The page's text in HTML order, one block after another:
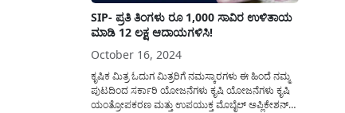
SIP- ಪ್ರತಿ ತಿಂಗಳು ರೂ 1,000 ಸಾವಿರ ಉಳಿತಾಯ
ಮಾಡಿ 12 ಲಕ್ಷ ಆದಾಯಗಳಿಸಿ!
October 16, 2024
ಕೃಷಿಕ ಮಿತ್ರ ಓದುಗ ಮಿತ್ರರಿಗೆ ನಮಸ್ಕಾರಗಳು ಈ ಹಿಂದೆ ನಮ್ಮ
ಪುಟದಿಂದ ಸರ್ಕಾರಿ ಯೋಜನೆಗಳು ಕೃಷಿ ಯೋಜನೆಗಳು ಕೃಷಿ
ಯಂತ್ರೋಪಕರಣ ಮತ್ತು ಉಪಯುಕ್ತ ಮೊಬೈಲ್ ಅಪ್ಲಿಕೇಶನ್